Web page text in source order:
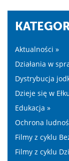
Aktualności »
Działania w
Dystrybucja
Dzieje się w
Edukacja »
Ochrona
Filmy z cyklu
Filmy z cyklu